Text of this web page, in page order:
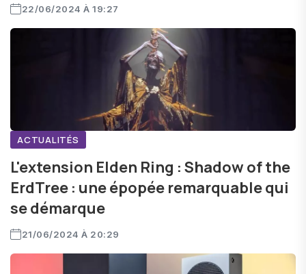
22/06/2024 À 19:27
ACTUALITÉS
L'extension Elden Ring : Shadow of the
ErdTree : une épopée remarquable qui
se démarque
21/06/2024 À 20:29